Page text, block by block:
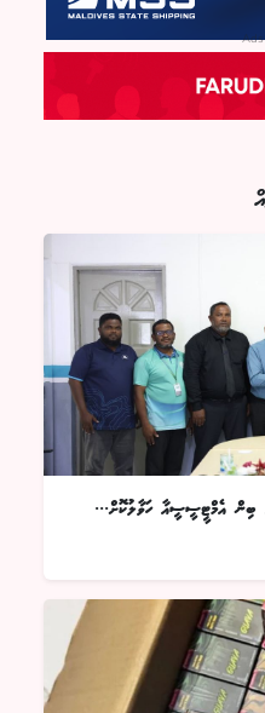
Ads
ބިން އެމްޓީސީސީއާ ހަވާލުކޮށް...